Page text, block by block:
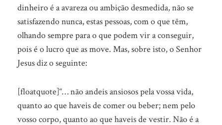
dinheiro é a avareza ou ambição desmedida, não se
satisfazendo nunca, estas pessoas, com o que têm,
olhando sempre para o que podem vir a conseguir,
pois é o lucro que as move. Mas, sobre isto, o Senhor
Jesus diz o seguinte:
[floatquote]“… não andeis ansiosos pela vossa vida,
quanto ao que haveis de comer ou beber; nem pelo
vosso corpo, quanto ao que haveis de vestir. Não é a